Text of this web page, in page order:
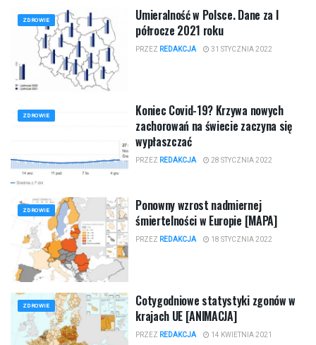
ZDROWIE
Umieralność w Polsce. Dane za I
półrocze 2021 roku
PRZEZ REDAKCJA 31 STYCZNIA 2022
ZDROWIE
Koniec Covid-19? Krzywa nowych
zachorowań na świecie zaczyna się
wypłaszczać
PRZEZ REDAKCJA 28 STYCZNIA 2022
ZDROWIE
Ponowny wzrost nadmiernej
śmiertelności w Europie [MAPA]
PRZEZ REDAKCJA 18 STYCZNIA 2022
ZDROWIE
Cotygodniowe statystyki zgonów w
krajach UE [ANIMACJA]
PRZEZ REDAKCJA 14 KWIETNIA 2021